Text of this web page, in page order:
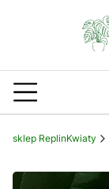
sklep ReplinKwiaty